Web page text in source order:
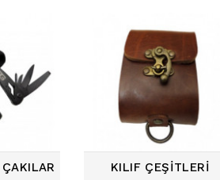
KILIF ÇEŞITLERI